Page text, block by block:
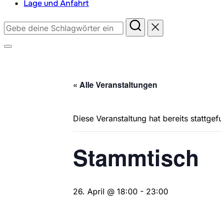
Lage und Anfahrt
Suchen
« Alle Veranstaltungen
Diese Veranstaltung hat bereits
Stammtisch
26. April @ 18:00 - 23:00